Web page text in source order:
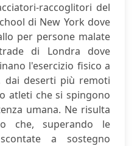
raccoglitori del
di New York dove
per persone malate
di Londra dove
l'esercizio fisico a
dai deserti più remoti
atleti che si spingono
umana. Ne risulta
che, superando le
a sostegno